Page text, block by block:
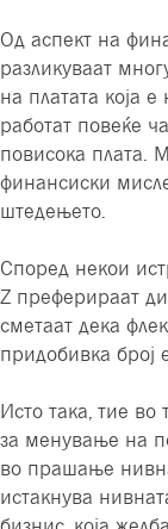
Од аспект на
разликуваат
на платата која
работат повеќе
повисока плата.
финансиски
штедењето.
Според некои
Z преферираат
сметаат дека
придобивка број
Исто така, тие во
за менување на
во прашање
истакнува